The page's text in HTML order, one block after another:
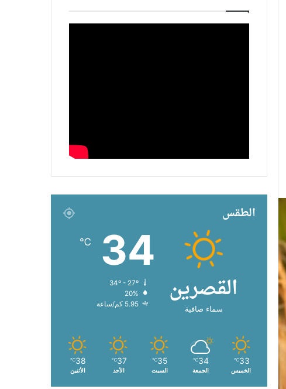
الطقس
القصرين
سماء صافية
34
℃
20%
5.95 كم/ساعة
33
℃
الخميس
34
℃
الجمعة
35
℃
السبت
37
℃
الأحد
38
℃
الأثنين